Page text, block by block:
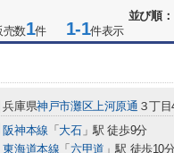
並び順：
数1件 1-1件表示
兵庫県神戸市灘区上河原通 ３丁
阪神本線 「 大石」駅 徒歩9分
東海道本線 「 六甲道 」駅 徒歩10分